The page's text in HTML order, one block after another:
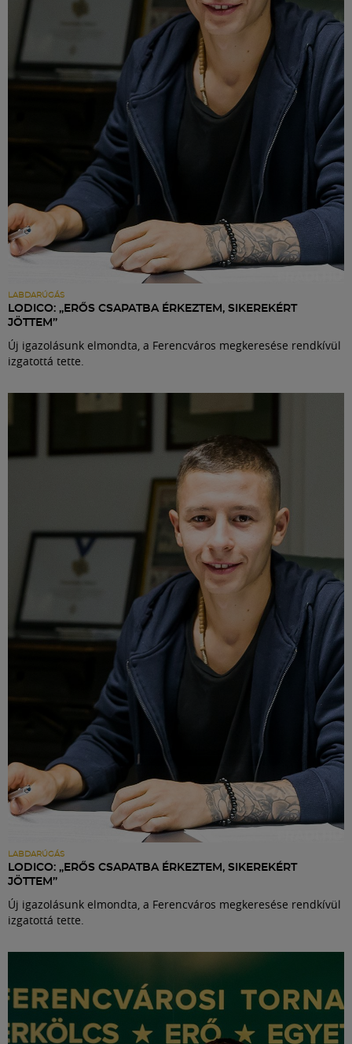
LABDARÚGÁS
LODICO: „ERŐS CSAPATBA ÉRKEZTEM, SIKEREKÉRT
JÖTTEM”
Új igazolásunk elmondta, a Ferencváros megkeresése rendkívül
izgatottá tette.
LABDARÚGÁS
LODICO: „ERŐS CSAPATBA ÉRKEZTEM, SIKEREKÉRT
JÖTTEM”
Új igazolásunk elmondta, a Ferencváros megkeresése rendkívül
izgatottá tette.